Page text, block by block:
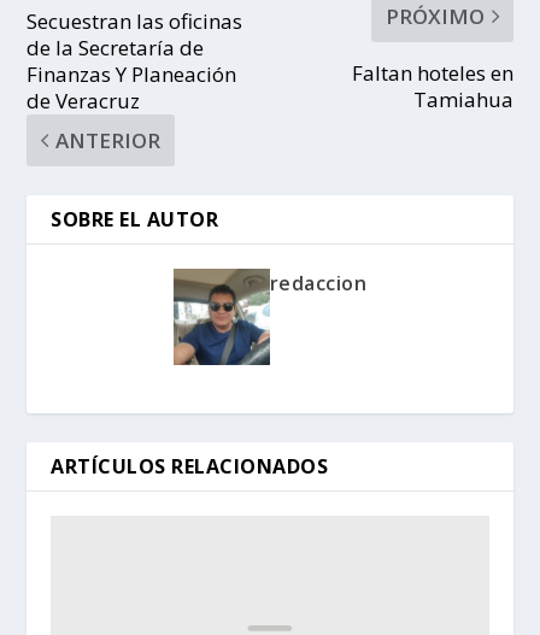
Secuestran las oficinas
de la Secretaría de
Finanzas Y Planeación
de Veracruz
ANTERIOR
PRÓXIMO
Faltan hoteles en
Tamiahua
SOBRE EL AUTOR
redaccion
ARTÍCULOS RELACIONADOS